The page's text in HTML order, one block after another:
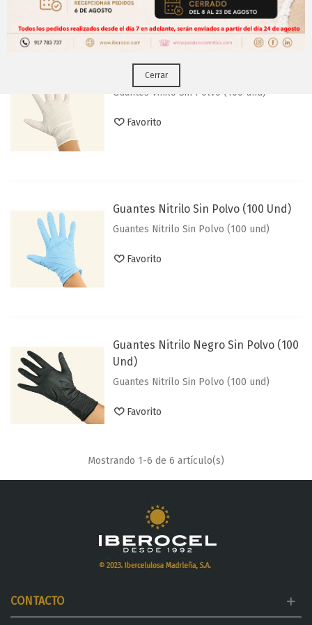
Guantes Vinilo Sin Polvo (100 Und)
Guantes Vinilo Sin Polvo (100 und)
Favorito
Guantes Nitrilo Sin Polvo (100 Und)
Guantes Nitrilo Sin Polvo (100 und)
Favorito
Guantes Nitrilo Negro Sin Polvo (100
Und)
Guantes Nitrilo Sin Polvo (100 und)
Favorito
Mostrando 1-6 de 6 artículo(s)
CONTACTO
Puedes hacerlo desdeAqui!
Cerrar